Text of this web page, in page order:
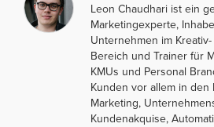
Leon Chaudhari ist ein
Marketingexperte,
Unternehmen im
Bereich und Trainer für
KMUs und Personal
Kunden vor allem in den
Marketing,
Kundenakquise,